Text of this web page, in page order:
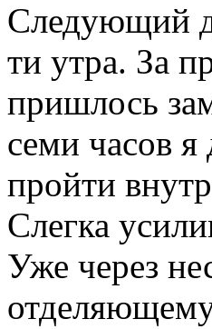
Следующий
ти утра. За
пришлось
семи часов
пройти
Слегка
Уже через